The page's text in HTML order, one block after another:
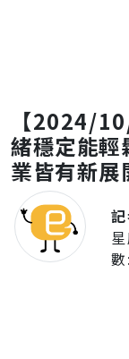
【2024/
緒穩定能
業皆有新展
數: